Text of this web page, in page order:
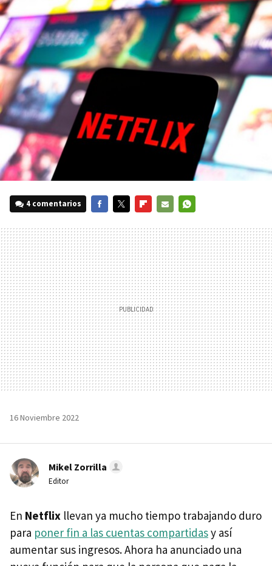
4 comentarios
MAIL
16 Noviembre 2022
Mikel Zorrilla
Editor
En Netflix llevan ya mucho tiempo trabajando duro
para poner fin a las cuentas compartidasy así
aumentar sus ingresos. Ahora ha anunciado una